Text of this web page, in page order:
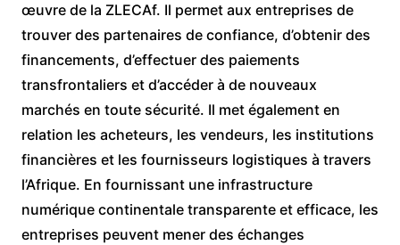
œuvre de la ZLECAf. Il permet aux entreprises de
trouver des partenaires de confiance, d’obtenir des
financements, d’effectuer des paiements
transfrontaliers et d’accéder à de nouveaux
marchés en toute sécurité. Il met également en
relation les acheteurs, les vendeurs, les institutions
financières et les fournisseurs logistiques à travers
l’Afrique. En fournissant une infrastructure
numérique continentale transparente et efficace, les
entreprises peuvent mener des échanges